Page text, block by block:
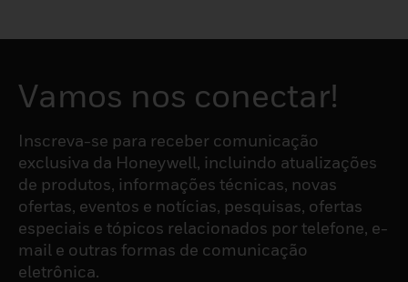
Vamos nos conectar!
Inscreva-se para receber comunicação
exclusiva da Honeywell, incluindo atualizações
de produtos, informações técnicas, novas
ofertas, eventos e notícias, pesquisas, ofertas
especiais e tópicos relacionados por telefone, e-
mail e outras formas de comunicação
eletrônica.